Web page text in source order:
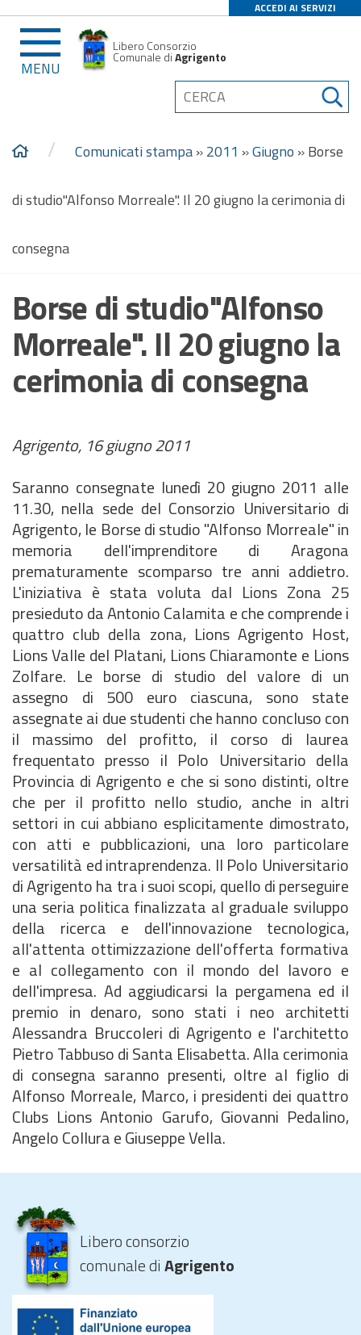
ACCEDI AI SERVIZI
MENU
Libero Consorzio
Comunale diAgrigento
/ Comunicati stampa»2011 »Giugno »Borse
di studio"Alfonso Morreale". Il 20 giugno la cerimonia di
consegna
Borse di studio"Alfonso
Morreale". Il 20 giugno la
cerimonia di consegna
Agrigento, 16 giugno 2011
Saranno consegnate lunedì 20 giugno 2011 alle
11.30, nella sede del Consorzio Universitario di
Agrigento, le Borse di studio "Alfonso Morreale" in
memoria dell'imprenditore di Aragona
prematuramente scomparso tre anni addietro.
L'iniziativa è stata voluta dal Lions Zona 25
presieduto da Antonio Calamita e che comprende i
quattro club della zona, Lions Agrigento Host,
Lions Valle del Platani, Lions Chiaramonte e Lions
Zolfare. Le borse di studio del valore di un
assegno di 500 euro ciascuna, sono state
assegnate ai due studenti che hanno concluso con
il massimo del profitto, il corso di laurea
frequentato presso il Polo Universitario della
Provincia di Agrigento e che si sono distinti, oltre
che per il profitto nello studio, anche in altri
settori in cui abbiano esplicitamente dimostrato,
con atti e pubblicazioni, una loro particolare
versatilità ed intraprendenza. Il Polo Universitario
di Agrigento ha tra i suoi scopi, quello di perseguire
una seria politica finalizzata al graduale sviluppo
della ricerca e dell'innovazione tecnologica,
all'attenta ottimizzazione dell'offerta formativa
e al collegamento con il mondo del lavoro e
dell'impresa. Ad aggiudicarsi la pergamena ed il
premio in denaro, sono stati i neo architetti
Alessandra Bruccoleri di Agrigento e l'architetto
Pietro Tabbuso di Santa Elisabetta. Alla cerimonia
di consegna saranno presenti, oltre al figlio di
Alfonso Morreale, Marco, i presidenti dei quattro
Clubs Lions Antonio Garufo, Giovanni Pedalino,
Angelo Collura e Giuseppe Vella.
Libero consorzio
comunale diAgrigento